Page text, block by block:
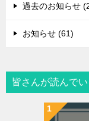
過去のお知らせ
お知らせ (61)
皆さんが読んで